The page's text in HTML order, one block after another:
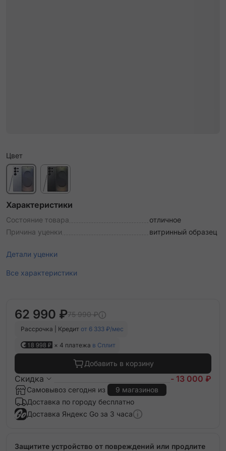
Цвет
Характеристики
Состояние товара
отличное
Причина уценки
витринный образец
Детали уценки
Все характеристики
62 990 ₽75 990 ₽
Рассрочка | Кредит от 6 333 ₽/мес
18 998 ₽ × 4 платежа в Сплит
Добавить в корзину
Скидка - 13 000 ₽
Самовывоз сегодня из
9 магазинов
Доставка по городу бесплатно
Доставка Яндекс Go за 3 часа
Защитите устройство от повреждений или продлите